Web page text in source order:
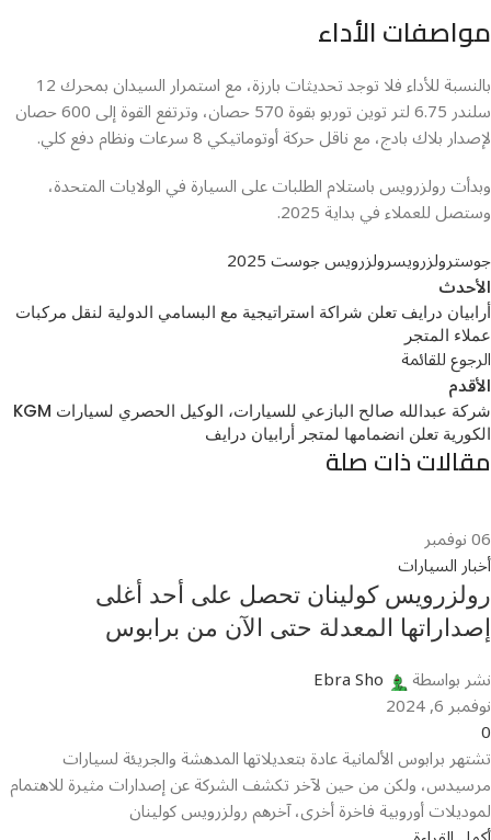
مواصفات الأداء
بالنسبة للأداء فلا توجد تحديثات بارزة، مع استمرار السيدان بمحرك 12
سلندر 6.75 لتر توين توربو بقوة 570 حصان، وترتفع القوة إلى 600 حصان
لإصدار بلاك بادج، مع ناقل حركة أوتوماتيكي 8 سرعات ونظام دفع كلي.
وبدأت رولزرويس باستلام الطلبات على السيارة في الولايات المتحدة،
وستصل للعملاء في بداية 2025.
جوسترولزرويسرولزرويس جوست 2025
الأحدث
أرابيان درايف تعلن شراكة استراتيجية مع البسامي الدولية لنقل مركبات
عملاء المتجر
الرجوع للقائمة
الأقدم
شركة عبدالله صالح البازعي للسيارات، الوكيل الحصري لسيارات KGM
الكورية تعلن انضمامها لمتجر أرابيان درايف
مقالات ذات صلة
06نوفمبر
أخبار السيارات
رولزرويس كولينان تحصل على أحد أغلى
إصداراتها المعدلة حتى الآن من برابوس
نشر بواسطة Ebra Sho
نوفمبر 6, 2024
0
تشتهر برابوس الألمانية عادة بتعديلاتها المدهشة والجريئة لسيارات
مرسيدس، ولكن من حين لآخر تكشف الشركة عن إصدارات مثيرة للاهتمام
لموديلات أوروبية فاخرة أخرى، آخرهم رولزرويس كولينان